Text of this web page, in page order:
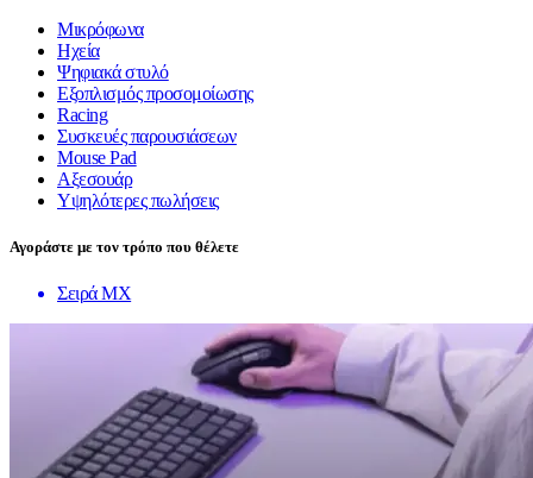
Μικρόφωνα
Ηχεία
Ψηφιακά στυλό
Εξοπλισμός προσομοίωσης
Racing
Συσκευές παρουσιάσεων
Mouse Pad
Αξεσουάρ
Υψηλότερες πωλήσεις
Αγοράστε με τον τρόπο που θέλετε
Σειρά MX